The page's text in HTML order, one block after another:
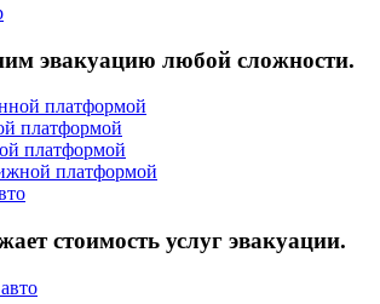
эвакуацию любой сложности.
платформой
платформой
платформой
платформой
стоимость услуг эвакуации.